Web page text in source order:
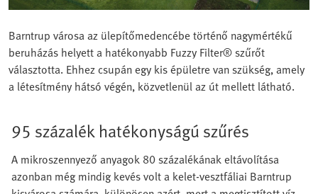
Barntrup városa az ülepítőmedencébe történő nagymértékű
beruházás helyett a hatékonyabb Fuzzy Filter® szűrőt
választotta. Ehhez csupán egy kis épületre van szükség, amely
a létesítmény hátsó végén, közvetlenül az út mellett látható.
95 százalék hatékonyságú szűrés
A mikroszennyező anyagok 80 százalékának eltávolítása
azonban még mindig kevés volt a kelet-vesztfáliai Barntrup